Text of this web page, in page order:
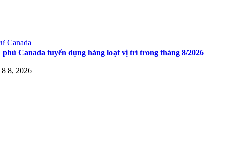
Canada
Canada tuyển dụng hàng loạt vị trí trong tháng 8/2026
8, 2026